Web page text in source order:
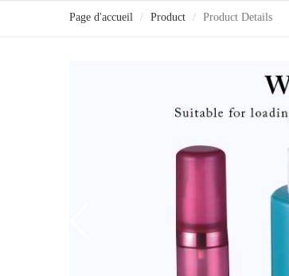
Page d'accueil Product Product Details